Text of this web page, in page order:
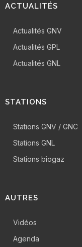
ACTUALITÉS
Actualités GNV
Actualités GPL
Actualités GNL
STATIONS
Stations GNV / GNC
Stations GNL
Stations biogaz
AUTRES
Vidéos
Agenda